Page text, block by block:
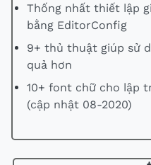
Thống nhất thiết lập
bằng EditorConfig
9+ thủ thuật giúp sử
quả hơn
10+ font chữ cho lập
(cập nhật 08-2020)